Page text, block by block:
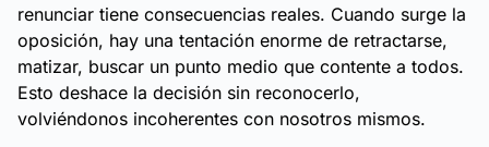
renunciar tiene consecuencias reales. Cuando surge la
oposición, hay una tentación enorme de retractarse,
matizar, buscar un punto medio que contente a todos.
Esto deshace la decisión sin reconocerlo,
volviéndonos incoherentes con nosotros mismos.